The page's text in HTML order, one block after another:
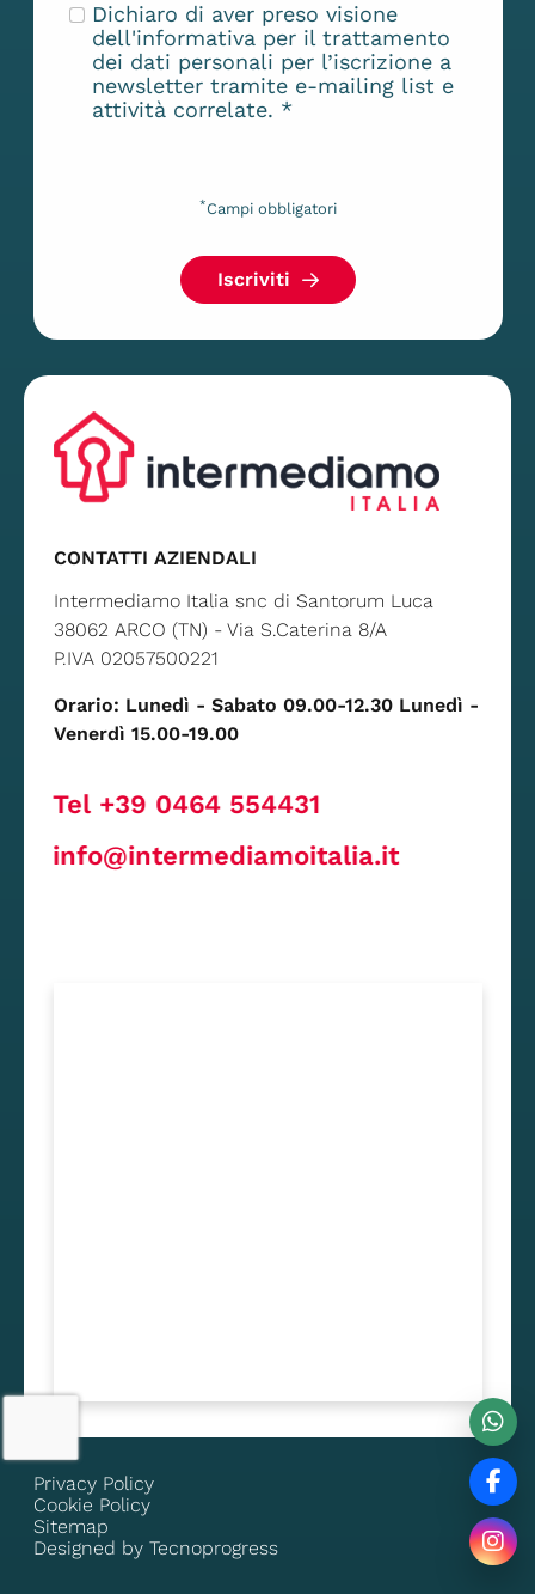
Dichiaro di aver preso visione
dell'informativa per il trattamento
dei dati personali per l’iscrizione a
newsletter tramite e-mailing list e
attività correlate. *
*Campi obbligatori
Iscriviti
CONTATTI AZIENDALI
Intermediamo Italia snc di Santorum Luca
38062 ARCO (TN) - Via S.Caterina 8/A
P.IVA 02057500221
Orario: Lunedì - Sabato 09.00-12.30 Lunedì -
Venerdì 15.00-19.00
Tel +39 0464 554431
info@intermediamoitalia.it
Privacy Policy
Cookie Policy
Sitemap
Designed by Tecnoprogress